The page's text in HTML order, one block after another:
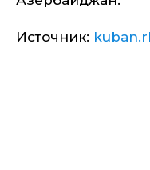
Источник: